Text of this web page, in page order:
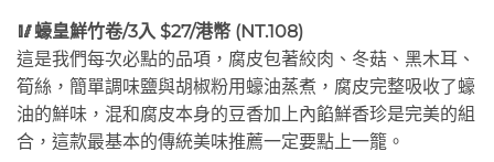
🥢蠔皇鮮竹卷/3入 $27/港幣 (NT.108)
這是我們每次必點的品項，腐皮包著絞肉、冬菇、黑木耳、
筍絲，簡單調味鹽與胡椒粉用蠔油蒸煮，腐皮完整吸收了蠔
油的鮮味，混和腐皮本身的豆香加上內餡鮮香珍是完美的組
合，這款最基本的傳統美味推薦一定要點上一籠。